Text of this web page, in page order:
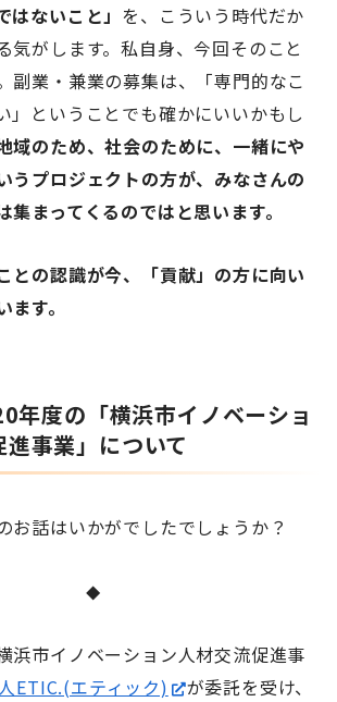
はないこと」 を、こういう時代だか
気がします。私自身、今回そのこと
副業・兼業の募集は、「専門的なこ
」ということでも確かにいいかもし
地域のため、社会のために、一緒にや
うプロジェクトの方が、みなさんの
集まってくるのではと思います。
との認識が今、「貢献」の方に向い
す。
年度の「横浜市イノベーショ
事業」について
お話はいかがでしたでしょうか？
◆
浜市イノベーション人材交流促進事
ETIC.(エティック)
が委託を受け、